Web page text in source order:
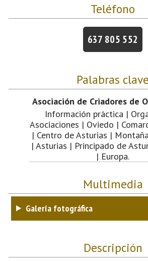
Teléfono
637 805 552
Palabras clave
Asociación de Criadores de
Información práctica |
Asociaciones | Oviedo |
| Centro de Asturias |
| Asturias | Principado de
| Europa.
Multimedia
Galería fotográfica
Descripción